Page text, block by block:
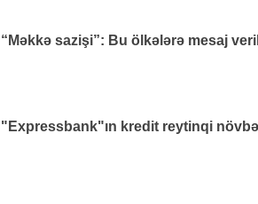
“Məkkə sazişi”: Bu ölkələrə mesaj
"Expressbank"ın kredit reytinqi